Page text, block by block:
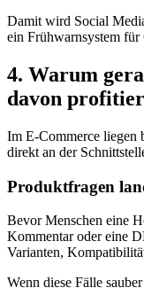
Damit wird Social
ein Frühwarnsystem
4. Warum
davon
Im E-Commerce liegen
direkt an der
Produktfragen
Bevor Menschen eine
Kommentar oder eine
Varianten,
Wenn diese Fälle